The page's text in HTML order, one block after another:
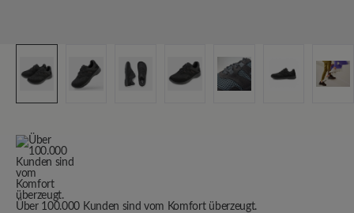
Über 100.000 Kunden sind vom Komfort überzeugt.